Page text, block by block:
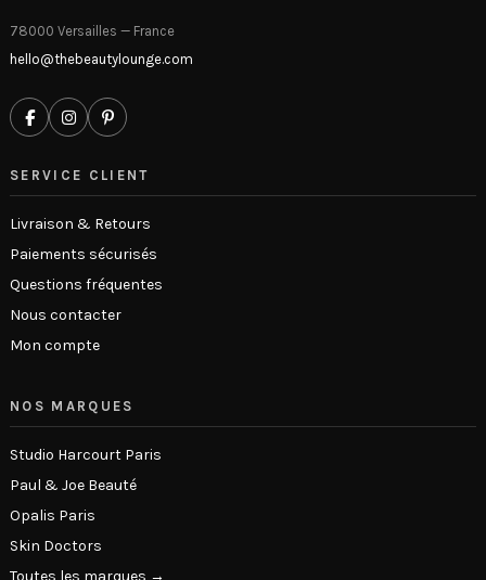
78000 Versailles — France
hello@thebeautylounge.com
SERVICE CLIENT
Livraison & Retours
Paiements sécurisés
Questions fréquentes
Nous contacter
Mon compte
NOS MARQUES
Studio Harcourt Paris
Paul & Joe Beauté
Opalis Paris
Skin Doctors
Toutes les marques →